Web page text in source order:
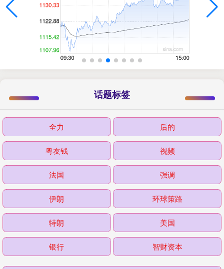
话题标签
全力 后的
粤友钱 视频
法国 强调
伊朗 环球策路
特朗 美国
银行 智财资本